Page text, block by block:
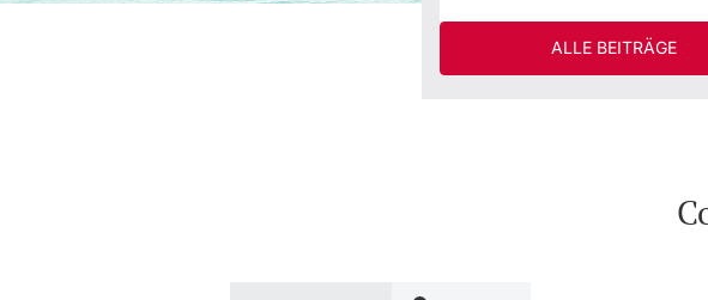
ALLE BEITRÄGE